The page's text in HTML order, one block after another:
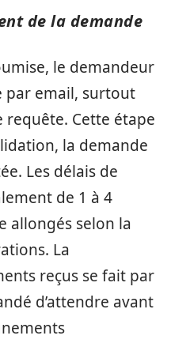
de la demande
le demandeur
par email, surtout
requête. Cette étape
la demande
Les délais de
de 1 à 4
allongés selon la
La
reçus se fait par
d’attendre avant